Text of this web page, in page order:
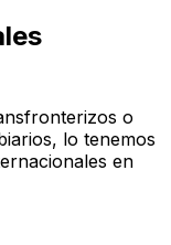
o
lo tenemos
en